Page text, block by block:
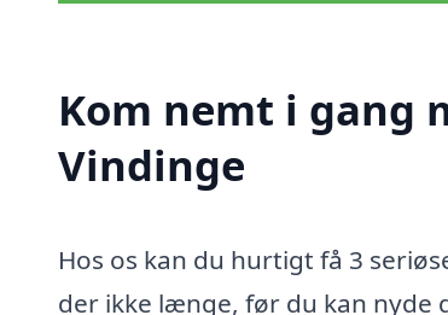
Kom nemt i gang
Vindinge
Hos os kan du hurtigt få 3
der ikke længe, før du kan nyde